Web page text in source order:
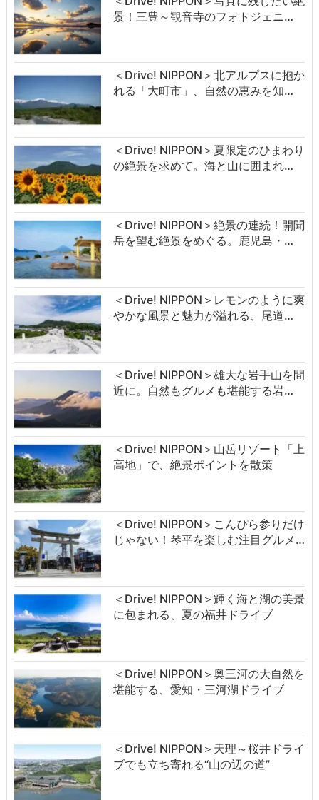
景！三豊～観音寺のフォトジェニ…
＜Drive! NIPPON＞北アルプスに抱か
れる「大町市」、自然の恵みを知…
＜Drive! NIPPON＞夏限定のひまわり
の絶景を求めて。海と山に囲まれ…
＜Drive! NIPPON＞絶景の連続！開聞
岳を望む絶景をめぐる。鹿児島・…
＜Drive! NIPPON＞レモンのように爽
やかな風景と魅力が溢れる、尾道…
＜Drive! NIPPON＞雄大な岩手山を間
近に。自然もグルメも堪能する岩…
＜Drive! NIPPON＞山岳リゾート「上
高地」で、絶景ポイントを散策
＜Drive! NIPPON＞こんぴら参りだけ
じゃない！琴平を楽しむ注目グルメ…
＜Drive! NIPPON＞輝く海と湖の美景
に包まれる、夏の福井ドライブ
＜Drive! NIPPON＞奥三河の大自然を
堪能する、愛知・三河湖ドライブ
＜Drive! NIPPON＞天理～桜井ドライ
ブでも立ち寄れる“山の辺の道”